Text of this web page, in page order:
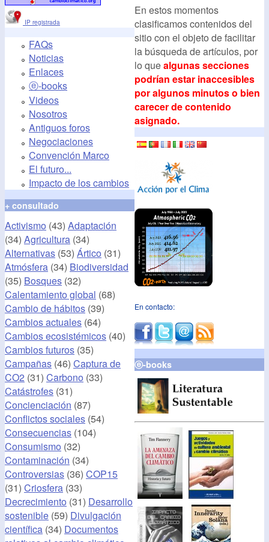
IP registrada
FAQs
Noticias
Enlaces
ⓔ-books
Videos
Nosotros
Antiguos foros
Negociaciones
Convención Marco
El futuro...
Impacto de los cambios
+ consultado
Activismo (43) Adaptación
(34) Agricultura (34)
Alternativas (53) Ártico (31)
Atmósfera (34) Biodiversidad
(35) Bosques (32)
Calentamiento global (68)
Cambio de hábitos (39)
Cambios actuales (64)
Cambios ecosistémicos (40)
Cambios futuros (35)
Campañas (46) Captura de
CO2 (31) Carbono (33)
Catástrofes (31)
Concienciación (87)
Conflictos sociales (54)
Consecuencias (104)
Consumismo (32)
Contaminación (34)
Controversias (36) COP15
(31) Criosfera (33)
Decrecimiento (31) Desarrollo
sostenible (59) Divulgación
científica (34) Documentos
En estos momentos
clasificamos contenidos del
sitio con el objeto de facilitar
la búsqueda de artículos, por
lo quealgunas secciones
podrían estar inaccesibles
por algunos minutos o bien
carecer de contenido
asignado.
En contacto:
ⓔ-books